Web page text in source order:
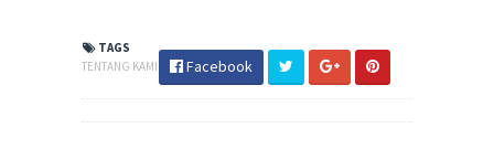
TAGS
TENTANG KAMI
Facebook